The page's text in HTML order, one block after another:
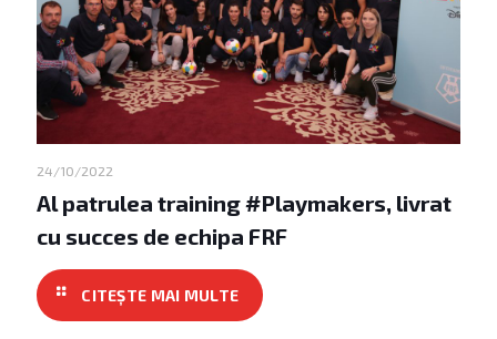
24/10/2022
Al patrulea training #Playmakers, livrat
cu succes de echipa FRF